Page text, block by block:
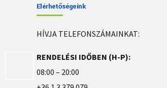
Elérhetőségeink
HÍVJA TELEFONSZÁMAINKAT:
RENDELÉSI IDŐBEN (H-P):
08:00 – 20:00